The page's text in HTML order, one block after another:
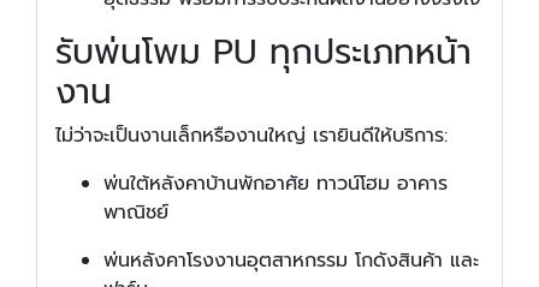
รับพ่นโพม PU ทุกประเภทหน้า
งาน
ไม่ว่าจะเป็นงานเล็กหรืองานใหญ่ เรายินดีให้บริการ:
พ่นใต้หลังคาบ้านพักอาศัย ทาวน์โฮม อาคาร
พาณิชย์
พ่นหลังคาโรงงานอุตสาหกรรม โกดังสินค้า และ